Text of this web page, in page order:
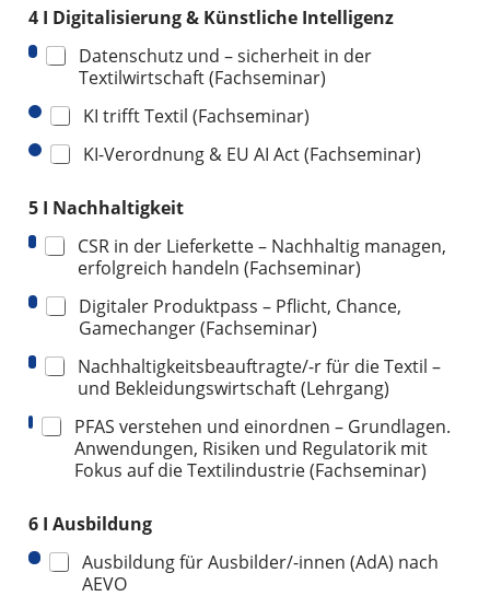
4 I Digitalisierung & Künstliche Intelligenz
Datenschutz und – sicherheit in der
Textilwirtschaft (Fachseminar)
KI trifft Textil (Fachseminar)
KI-Verordnung & EU AI Act (Fachseminar)
5 I Nachhaltigkeit
CSR in der Lieferkette – Nachhaltig managen,
erfolgreich handeln (Fachseminar)
Digitaler Produktpass – Pflicht, Chance,
Gamechanger (Fachseminar)
Nachhaltigkeitsbeauftragte/-r für die Textil –
und Bekleidungswirtschaft (Lehrgang)
PFAS verstehen und einordnen – Grundlagen.
Anwendungen, Risiken und Regulatorik mit
Fokus auf die Textilindustrie (Fachseminar)
6 I Ausbildung
Ausbildung für Ausbilder/-innen (AdA) nach
AEVO